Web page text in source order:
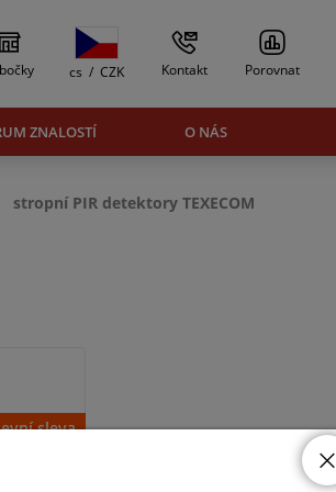
cs / CZK Kontakt Porovnat
ZNALOSTÍ O NÁS
stropní PIR detektory TEXECOM
sleva